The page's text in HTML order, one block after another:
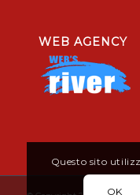
WEB AGENCY
Questo sito
OK